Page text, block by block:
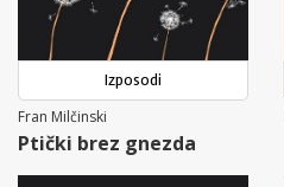
Izposodi
Fran Milčinski
Ptički brez gnezda